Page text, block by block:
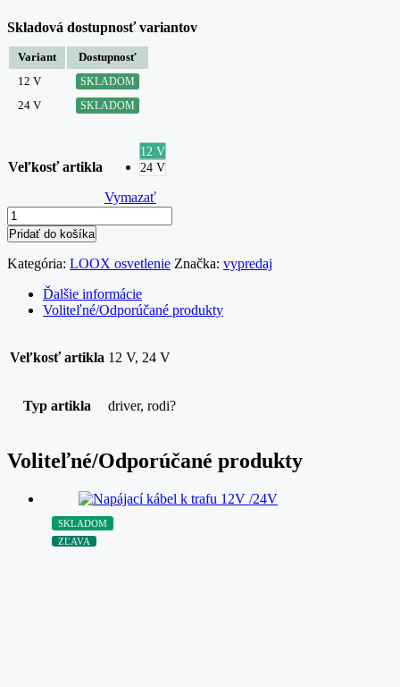
Skladová dostupnosť variantov
Variant
Dostupnosť
12 V
SKLADOM
24 V
SKLADOM
Veľkosť artikla
12 V
24 V
Vymazať
Pridať do košíka
Kategória: LOOX osvetlenie Značka: vypredaj
Ďalšie informácie
Voliteľné/Odporúčané produkty
Veľkosť artikla 12 V, 24 V
Typ artikla driver, rodi?
Voliteľné/Odporúčané produkty
SKLADOM
ZĽAVA